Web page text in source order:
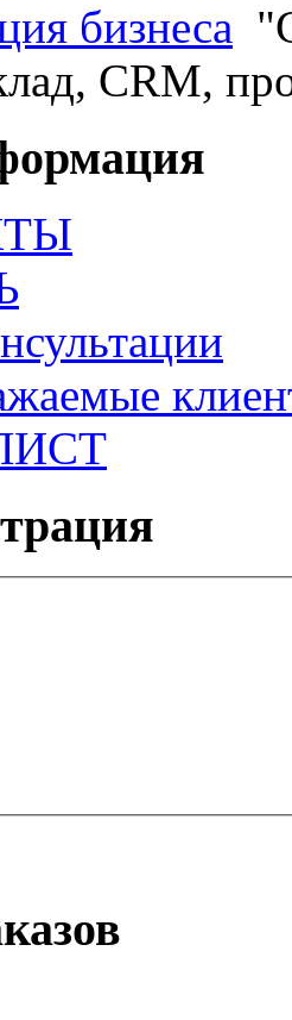
бизнеса
CRM,